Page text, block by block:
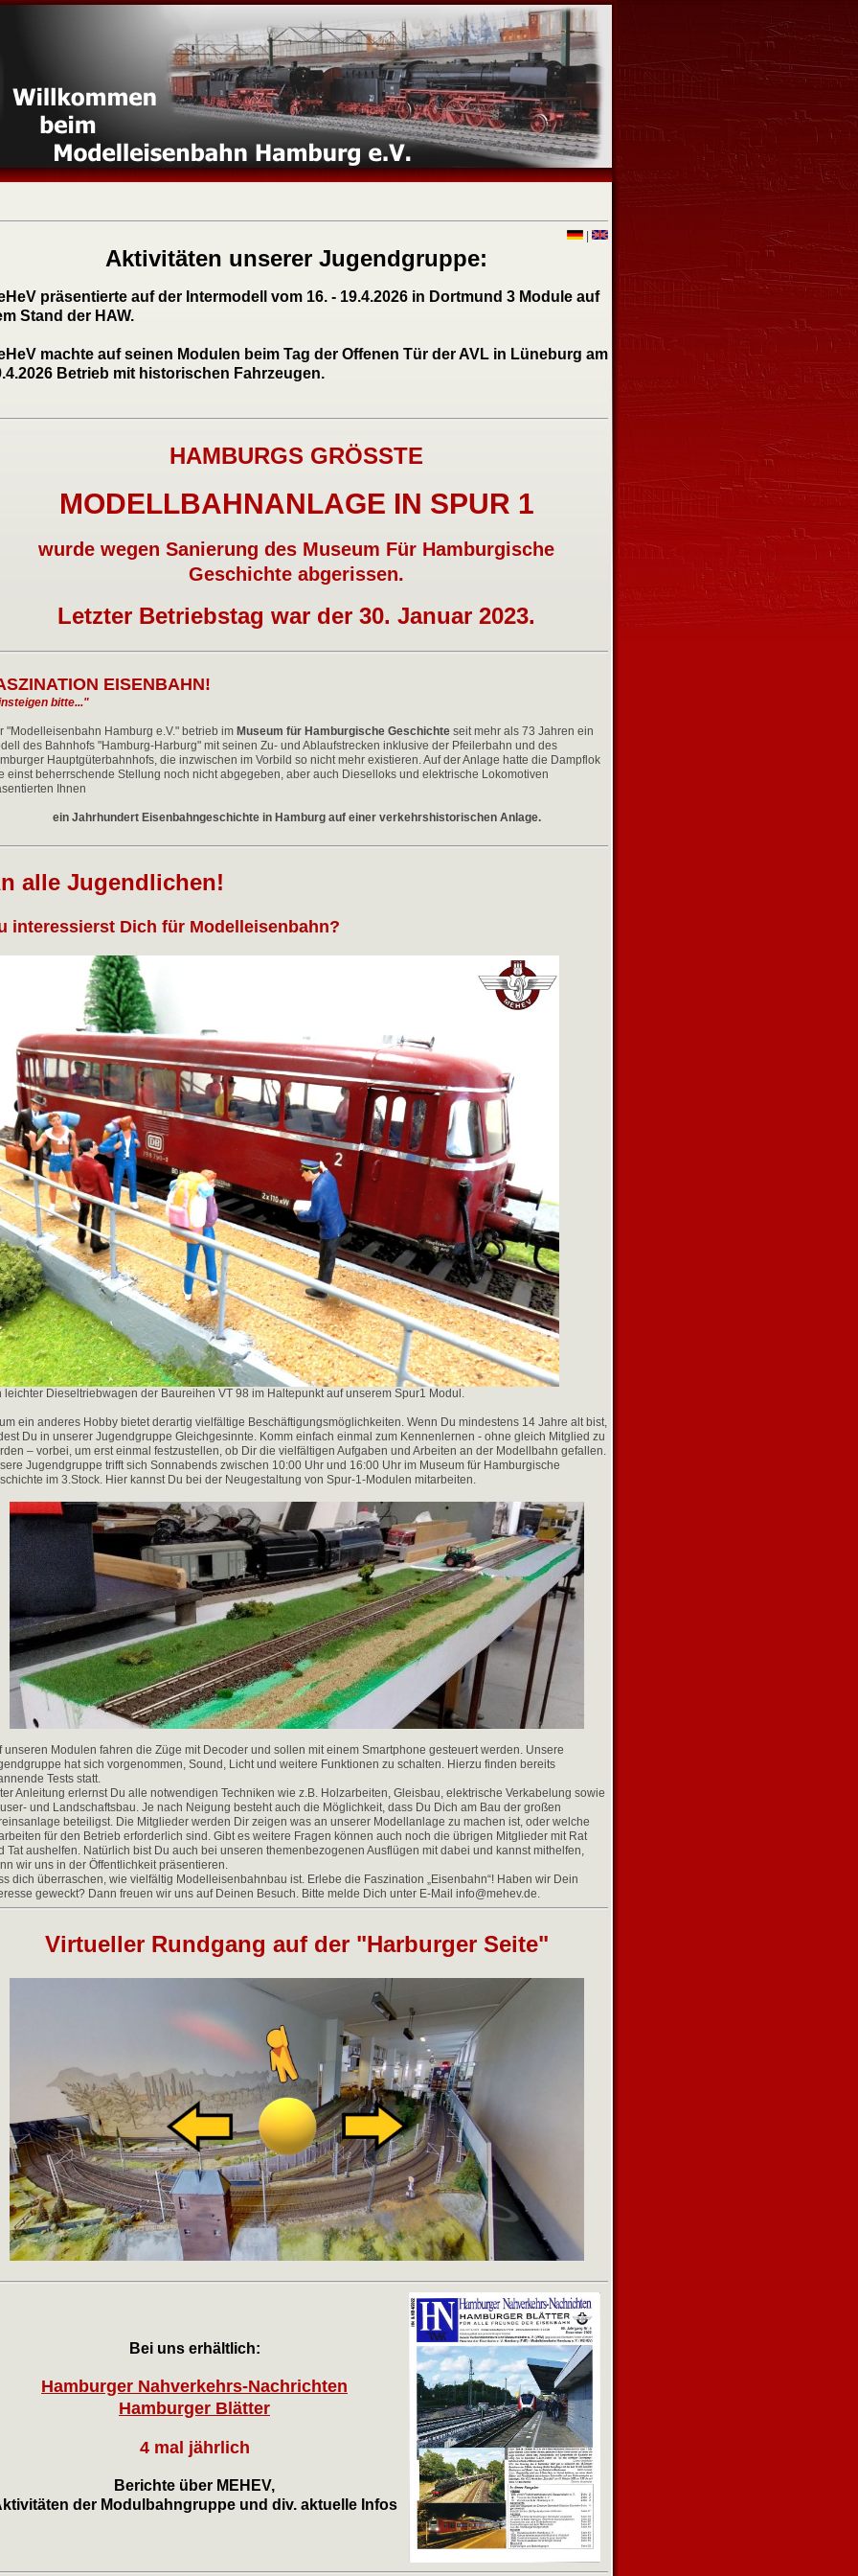
Aktivitäten unserer Jugendgruppe:
präsentierte auf der Intermodell vom 16. - 19.4.2026 in Dortmund 3 Module auf
Stand der HAW.
machte auf seinen Modulen beim Tag der Offenen Tür der AVL in Lüneburg am
Betrieb mit historischen Fahrzeugen.
HAMBURGS GRÖSSTE
MODELLBAHNANLAGE IN SPUR 1
wurde wegen Sanierung des Museum Für Hamburgische
Geschichte abgerissen.
Letzter Betriebstag war der 30. Januar 2023.
EISENBAHN!
bitte..."
"Modelleisenbahn Hamburg e.V." betrieb im Museum für Hamburgische Geschichte seit mehr als 73 Jahren ein
des Bahnhofs "Hamburg-Harburg" mit seinen Zu- und Ablaufstrecken inklusive der Pfeilerbahn und des
Hauptgüterbahnhofs, die inzwischen im Vorbild so nicht mehr existieren. Auf der Anlage hatte die Dampflok
einst beherrschende Stellung noch nicht abgegeben, aber auch Dieselloks und elektrische Lokomotiven
Ihnen
ein Jahrhundert Eisenbahngeschichte in Hamburg auf einer verkehrshistorischen Anlage.
alle Jugendlichen!
interessierst Dich für Modelleisenbahn?
leichter Dieseltriebwagen der Baureihen VT 98 im Haltepunkt auf unserem Spur1 Modul.
ein anderes Hobby bietet derartig vielfältige Beschäftigungsmöglichkeiten. Wenn Du mindestens 14 Jahre alt bist,
Du in unserer Jugendgruppe Gleichgesinnte. Komm einfach einmal zum Kennenlernen - ohne gleich Mitglied zu
– vorbei, um erst einmal festzustellen, ob Dir die vielfältigen Aufgaben und Arbeiten an der Modellbahn gefallen.
Jugendgruppe trifft sich Sonnabends zwischen 10:00 Uhr und 16:00 Uhr im Museum für Hamburgische
im 3.Stock. Hier kannst Du bei der Neugestaltung von Spur-1-Modulen mitarbeiten.
unseren Modulen fahren die Züge mit Decoder und sollen mit einem Smartphone gesteuert werden. Unsere
hat sich vorgenommen, Sound, Licht und weitere Funktionen zu schalten. Hierzu finden bereits
Tests statt.
Anleitung erlernst Du alle notwendigen Techniken wie z.B. Holzarbeiten, Gleisbau, elektrische Verkabelung sowie
und Landschaftsbau. Je nach Neigung besteht auch die Möglichkeit, dass Du Dich am Bau der großen
beteiligst. Die Mitglieder werden Dir zeigen was an unserer Modellanlage zu machen ist, oder welche
für den Betrieb erforderlich sind. Gibt es weitere Fragen können auch noch die übrigen Mitglieder mit Rat
Tat aushelfen. Natürlich bist Du auch bei unseren themenbezogenen Ausflügen mit dabei und kannst mithelfen,
wir uns in der Öffentlichkeit präsentieren.
dich überraschen, wie vielfältig Modelleisenbahnbau ist. Erlebe die Faszination „Eisenbahn“! Haben wir Dein
geweckt? Dann freuen wir uns auf Deinen Besuch. Bitte melde Dich unter E-Mail info@mehev.de.
Virtueller Rundgang auf der "Harburger Seite"
Bei uns erhältlich:
Hamburger Nahverkehrs-Nachrichten
Hamburger Blätter
4 mal jährlich
Berichte über MEHEV,
der Modulbahngruppe und div. aktuelle Infos